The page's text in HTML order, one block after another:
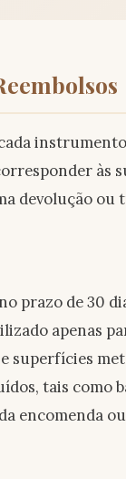
às
devolução ou
prazo de 30
apenas
superfícies
tais como
encomenda